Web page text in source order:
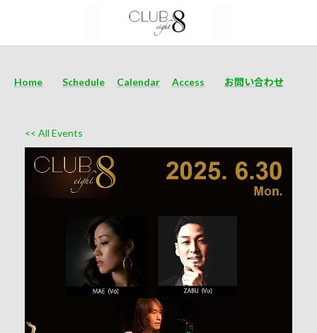
Home Schedule Calendar Access お問い合わせ
<< All Events